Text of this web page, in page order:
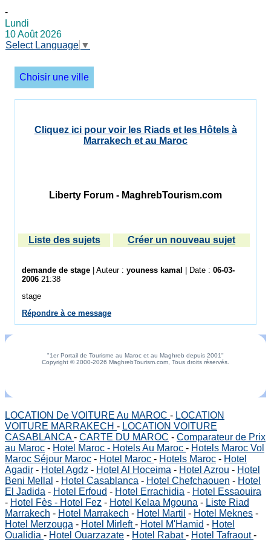
-
Lundi
10 Août 2026
Select Language ▼
Choisir une ville
Cliquez ici pour voir les Riads et les Hôtels à
Marrakech et au Maroc
Liberty Forum - MaghrebTourism.com
Liste des sujets Créer un nouveau sujet
demande de stage | Auteur : youness kamal | Date : 06-03-
2006 21:38
stage
Répondre à ce message
"1er Portail de Tourisme au Maroc et au Maghreb depuis 2001"
Copyright © 2000-2026 MaghrebTourism.com, Tous droits réservés.
LOCATION De VOITURE Au MAROC - LOCATION
VOITURE MARRAKECH - LOCATION VOITURE
CASABLANCA- CARTE DU MAROC - Comparateur de Prix
au Maroc - Hotel Maroc - Hotels Au Maroc - Hotels Maroc Vol
Maroc Séjour Maroc - Hotel Maroc - Hotels Maroc - Hotel
Agadir - Hotel Agdz - Hotel Al Hoceima - Hotel Azrou - Hotel
Beni Mellal - Hotel Casablanca - Hotel Chefchaouen - Hotel
El Jadida - Hotel Erfoud - Hotel Errachidia - Hotel Essaouira
- Hotel Fès - Hotel Fez - Hotel Kelaa Mgouna - Liste Riad
Marrakech - Hotel Marrakech - Hotel Martil - Hotel Meknes -
Hotel Merzouga - Hotel Mirleft- Hotel M'Hamid - Hotel
Oualidia - Hotel Ouarzazate - Hotel Rabat- Hotel Tafraout-